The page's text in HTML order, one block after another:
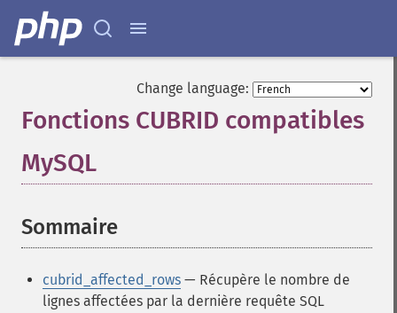
Change language:
Fonctions CUBRID compatibles
MySQL
Sommaire
cubrid_affected_rows — Récupère le nombre de
lignes affectées par la dernière requête SQL